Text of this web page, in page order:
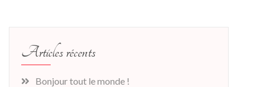
Articles récents
Bonjour tout le monde !